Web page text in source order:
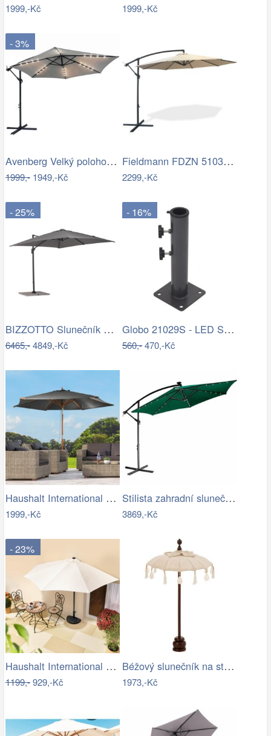
1999,-Kč 1999,-Kč
- 3%
Avenberg Velký polohovatelný slunečník…
1999,-1949,-Kč
Fieldmann FDZN 5103 boční slunečník,…
2299,-Kč
- 25%
BIZZOTTO Slunečník SIVIGLIA taupe 3x3m
6465,-4849,-Kč
- 16%
Globo 21029S - LED Stm. nab. dot.…
560,-470,-Kč
Haushalt International Dřevěný…
1999,-Kč
Stilista zahradní slunečník 350 cm…
3869,-Kč
- 23%
Haushalt International Slunečník…
1199,-929,-Kč
Béžový slunečník na stůl s třásněmi a…
1973,-Kč